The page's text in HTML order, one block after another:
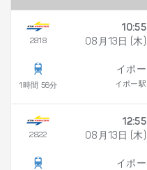
2818
1時間 56分
10:55
08月13日 (木)
イポー
イポー駅
2822
12:55
08月13日 (木)
イポー